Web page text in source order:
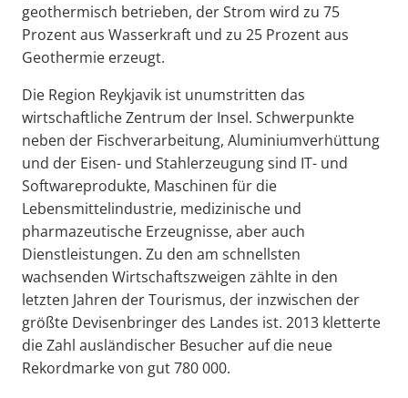
geothermisch betrieben, der Strom wird zu 75
Prozent aus Wasserkraft und zu 25 Prozent aus
Geothermie erzeugt.
Die Region Reykjavik ist unumstritten das
wirtschaftliche Zentrum der Insel. Schwerpunkte
neben der Fischverarbeitung, Aluminiumverhüttung
und der Eisen- und Stahlerzeugung sind IT- und
Softwareprodukte, Maschinen für die
Lebensmittelindustrie, medizinische und
pharmazeutische Erzeugnisse, aber auch
Dienstleistungen. Zu den am schnellsten
wachsenden Wirtschaftszweigen zählte in den
letzten Jahren der Tourismus, der inzwischen der
größte Devisenbringer des Landes ist. 2013 kletterte
die Zahl ausländischer Besucher auf die neue
Rekordmarke von gut 780 000.